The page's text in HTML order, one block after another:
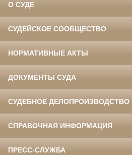
О СУДЕ
СУДЕЙСКОЕ СООБЩЕСТВО
НОРМАТИВНЫЕ АКТЫ
ДОКУМЕНТЫ СУДА
СУДЕБНОЕ ДЕЛОПРОИЗВОДСТВО
СПРАВОЧНАЯ ИНФОРМАЦИЯ
ПРЕСС-СЛУЖБА